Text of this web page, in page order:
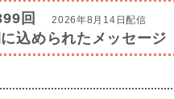
回 2026年8月14日配信
込められたメッセージ